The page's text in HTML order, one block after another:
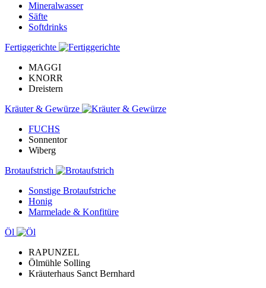
Mineralwasser
Säfte
Softdrinks
Fertiggerichte
MAGGI
KNORR
Dreistern
Kräuter & Gewürze
FUCHS
Sonnentor
Wiberg
Brotaufstrich
Sonstige Brotaufstriche
Honig
Marmelade & Konfitüre
Öl
RAPUNZEL
Ölmühle Solling
Kräuterhaus Sanct Bernhard